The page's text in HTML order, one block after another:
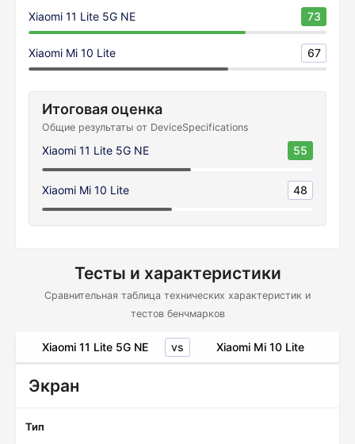
Xiaomi 11 Lite 5G NE 73
Xiaomi Mi 10 Lite 67
Итоговая оценка
Общие результаты от DeviceSpecifications
Xiaomi 11 Lite 5G NE 55
Xiaomi Mi 10 Lite 48
Тесты и характеристики
Сравнительная таблица технических характеристик и
тестов бенчмарков
Xiaomi 11 Lite 5G NE vs Xiaomi Mi 10 Lite
Экран
Тип